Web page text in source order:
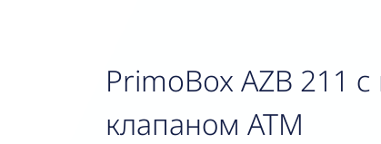
PrimoBox AZB 211
клапаном ATM